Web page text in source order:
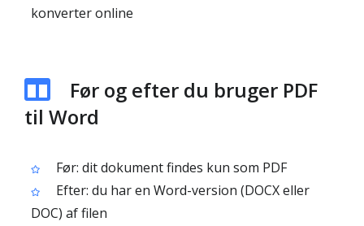
konverter online
Før og efter du bruger PDF
til Word
Før: dit dokument findes kun som PDF
Efter: du har en Word-version (DOCX eller
DOC) af filen